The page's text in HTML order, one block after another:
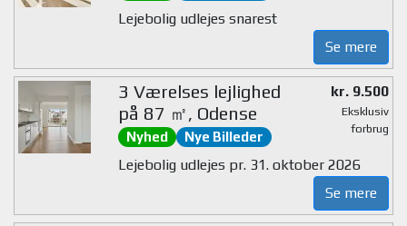
Lejebolig udlejes snarest
Se mere
3 Værelses lejlighed
på 87 ㎡, Odense
Nyhed Nye Billeder
kr. 9.500
Eksklusiv
forbrug
Lejebolig udlejes pr. 31. oktober 2026
Se mere